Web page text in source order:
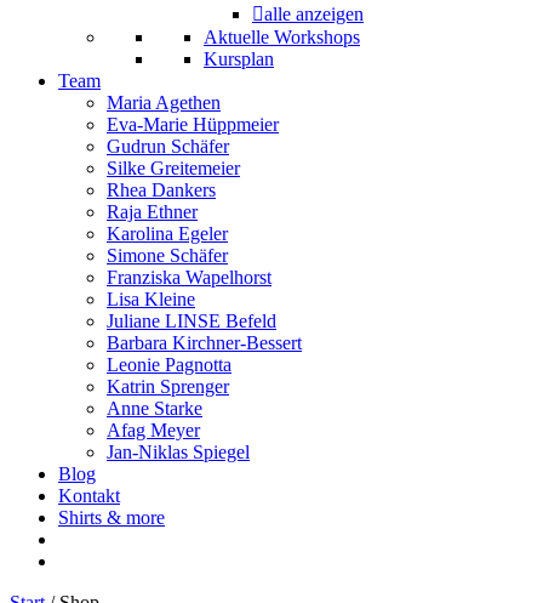
alle anzeigen
Aktuelle Workshops
Kursplan
Team
Maria Agethen
Eva-Marie Hüppmeier
Gudrun Schäfer
Silke Greitemeier
Rhea Dankers
Raja Ethner
Karolina Egeler
Simone Schäfer
Franziska Wapelhorst
Lisa Kleine
Juliane LINSE Befeld
Barbara Kirchner-Bessert
Leonie Pagnotta
Katrin Sprenger
Anne Starke
Afag Meyer
Jan-Niklas Spiegel
Blog
Kontakt
Shirts & more